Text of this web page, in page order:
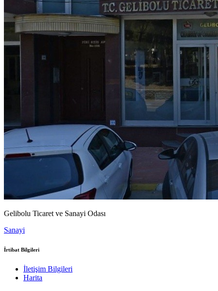
Gelibolu Ticaret ve Sanayi Odası
Sanayi
İrtibat Bilgileri
İletişim Bilgileri
Harita